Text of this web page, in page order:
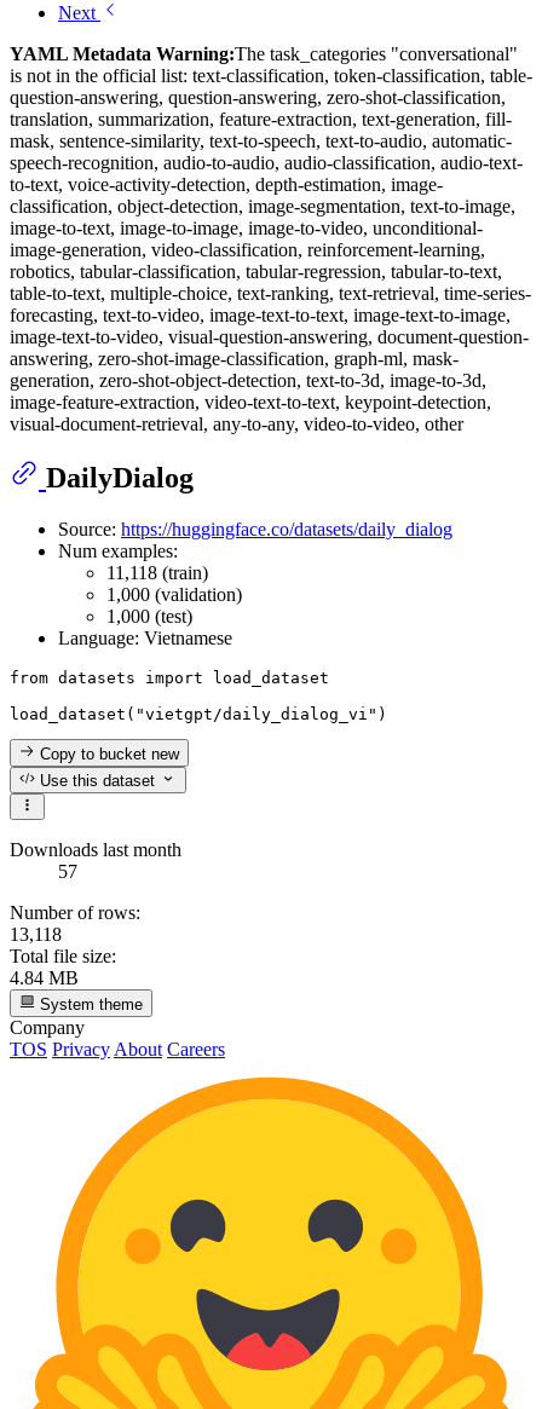
Next
YAML Metadata Warning:The task_categories "conversational"
is not in the official list: text-classification, token-classification, table-
question-answering, question-answering, zero-shot-classification,
translation, summarization, feature-extraction, text-generation, fill-
mask, sentence-similarity, text-to-speech, text-to-audio, automatic-
speech-recognition, audio-to-audio, audio-classification, audio-text-
to-text, voice-activity-detection, depth-estimation, image-
classification, object-detection, image-segmentation, text-to-image,
image-to-text, image-to-image, image-to-video, unconditional-
image-generation, video-classification, reinforcement-learning,
robotics, tabular-classification, tabular-regression, tabular-to-text,
table-to-text, multiple-choice, text-ranking, text-retrieval, time-series-
forecasting, text-to-video, image-text-to-text, image-text-to-image,
image-text-to-video, visual-question-answering, document-question-
answering, zero-shot-image-classification, graph-ml, mask-
generation, zero-shot-object-detection, text-to-3d, image-to-3d,
image-feature-extraction, video-text-to-text, keypoint-detection,
visual-document-retrieval, any-to-any, video-to-video, other
DailyDialog
Source: https://huggingface.co/datasets/daily_dialog
Num examples:
11,118 (train)
1,000 (validation)
1,000 (test)
Language: Vietnamese
from datasets import load_dataset
load_dataset( "vietgpt/daily_dialog_vi"
Copy to bucketnew
Use this dataset
Downloads last month
57
Number of rows:
13,118
Total file size:
4.84 MB
System theme
Company
TOS Privacy About Careers